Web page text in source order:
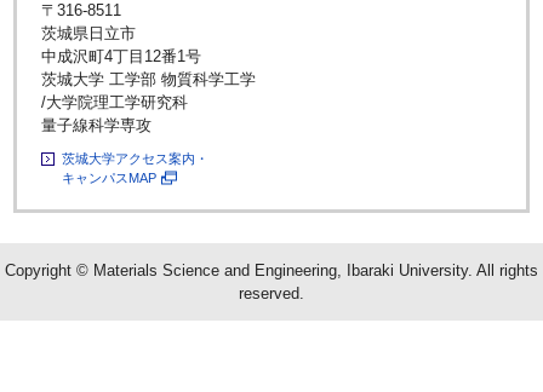
〒316-8511
茨城県日立市
中成沢町4丁目12番1号
茨城大学 工学部 物質科学工学
/大学院理工学研究科
量子線科学専攻
茨城大学アクセス案内・
キャンパスMAP
Copyright © Materials Science and Engineering, Ibaraki University. All rights
reserved.